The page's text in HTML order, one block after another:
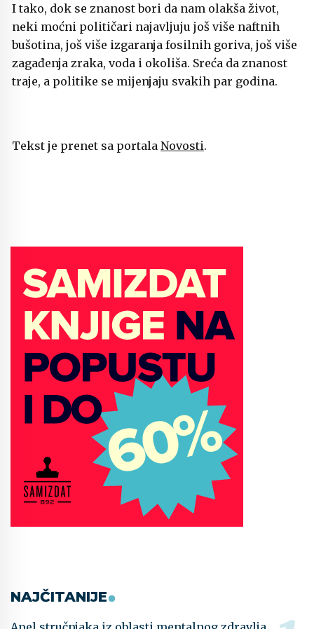
I tako, dok se znanost bori da nam olakša život,
neki moćni političari najavljuju još više naftnih
bušotina, još više izgaranja fosilnih goriva, još više
zagađenja zraka, voda i okoliša. Sreća da znanost
traje, a politike se mijenjaju svakih par godina.
Tekst je prenet sa portala Novosti.
NAJČITANIJE